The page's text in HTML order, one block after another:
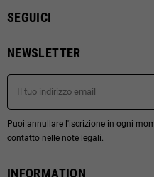
SEGUICI
NEWSLETTER
Puoi annullare l'iscrizione in ogni
contatto nelle note legali.
INFORMATION